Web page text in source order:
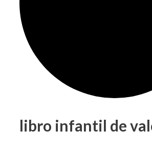
libro infantil de